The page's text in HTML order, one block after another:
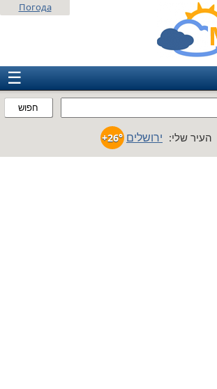
חפוש
Погода
☰
העיר שלי: ירושלים +26°